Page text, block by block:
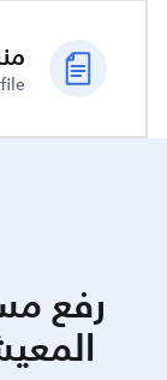
رفع